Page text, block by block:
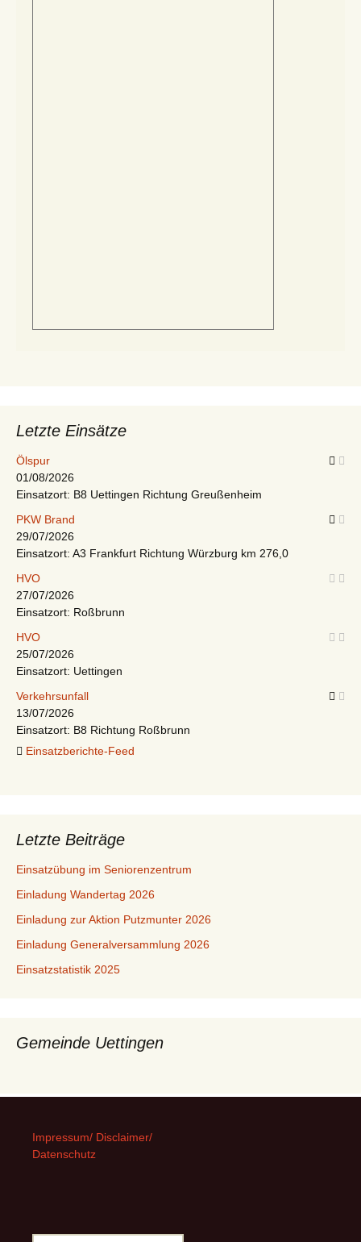
Letzte Einsätze
Ölspur
01/08/2026
Einsatzort: B8 Uettingen Richtung Greußenheim
PKW Brand
29/07/2026
Einsatzort: A3 Frankfurt Richtung Würzburg km 276,0
HVO
27/07/2026
Einsatzort: Roßbrunn
HVO
25/07/2026
Einsatzort: Uettingen
Verkehrsunfall
13/07/2026
Einsatzort: B8 Richtung Roßbrunn
Einsatzberichte-Feed
Letzte Beiträge
Einsatzübung im Seniorenzentrum
Einladung Wandertag 2026
Einladung zur Aktion Putzmunter 2026
Einladung Generalversammlung 2026
Einsatzstatistik 2025
Gemeinde Uettingen
Impressum/ Disclaimer/
Datenschutz